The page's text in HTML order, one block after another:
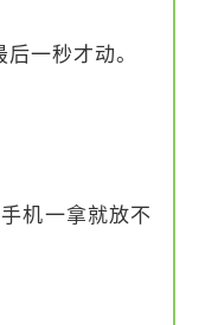
一秒才动。
机一拿就放不